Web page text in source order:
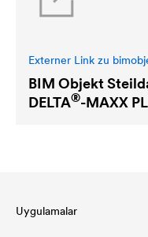
Externer Link zu
BIM Objekt
DELTA®-MAXX
Uygulamalar